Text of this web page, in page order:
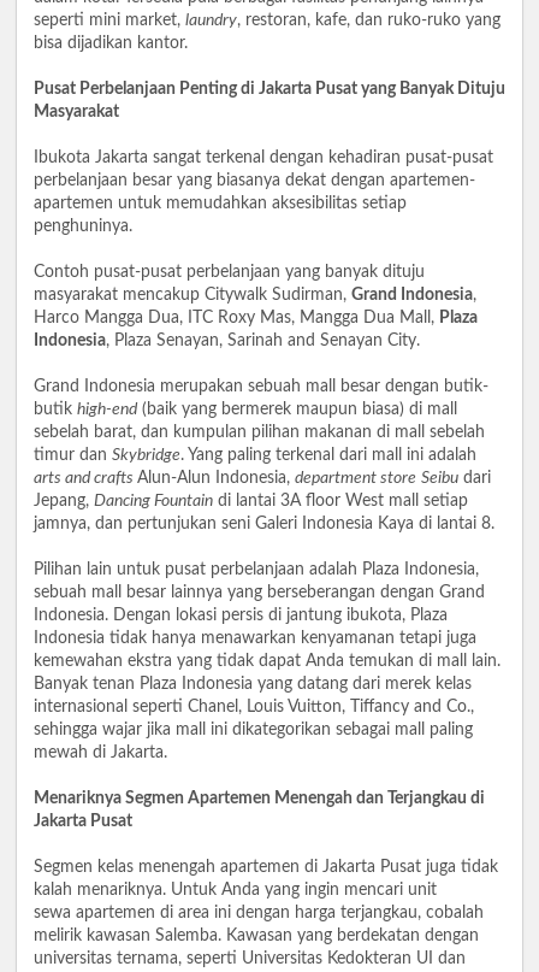
seperti mini market, laundry, restoran, kafe, dan ruko-ruko yang
bisa dijadikan kantor.
Pusat Perbelanjaan Penting di Jakarta Pusat yang Banyak Dituju
Masyarakat
Ibukota Jakarta sangat terkenal dengan kehadiran pusat-pusat
perbelanjaan besar yang biasanya dekat dengan apartemen-
apartemen untuk memudahkan aksesibilitas setiap
penghuninya.
Contoh pusat-pusat perbelanjaan yang banyak dituju
masyarakat mencakup Citywalk Sudirman, Grand Indonesia,
Harco Mangga Dua, ITC Roxy Mas, Mangga Dua Mall, Plaza
Indonesia, Plaza Senayan, Sarinah and Senayan City.
Grand Indonesia merupakan sebuah mall besar dengan butik-
butik high-end (baik yang bermerek maupun biasa) di mall
sebelah barat, dan kumpulan pilihan makanan di mall sebelah
timur dan Skybridge. Yang paling terkenal dari mall ini adalah
arts and crafts Alun-Alun Indonesia, department store Seibu dari
Jepang, Dancing Fountain di lantai 3A floor West mall setiap
jamnya, dan pertunjukan seni Galeri Indonesia Kaya di lantai 8.
Pilihan lain untuk pusat perbelanjaan adalah Plaza Indonesia,
sebuah mall besar lainnya yang berseberangan dengan Grand
Indonesia. Dengan lokasi persis di jantung ibukota, Plaza
Indonesia tidak hanya menawarkan kenyamanan tetapi juga
kemewahan ekstra yang tidak dapat Anda temukan di mall lain.
Banyak tenan Plaza Indonesia yang datang dari merek kelas
internasional seperti Chanel, Louis Vuitton, Tiffancy and Co.,
sehingga wajar jika mall ini dikategorikan sebagai mall paling
mewah di Jakarta.
Menariknya Segmen Apartemen Menengah dan Terjangkau di
Jakarta Pusat
Segmen kelas menengah apartemen di Jakarta Pusat juga tidak
kalah menariknya. Untuk Anda yang ingin mencari unit
sewa apartemen di area ini dengan harga terjangkau, cobalah
melirik kawasan Salemba. Kawasan yang berdekatan dengan
universitas ternama, seperti Universitas Kedokteran UI dan